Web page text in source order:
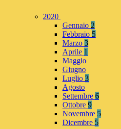
2020
Gennaio 2
Febbraio 5
Marzo 3
Aprile 1
Maggio
Giugno
Luglio 3
Agosto
Settembre 6
Ottobre 9
Novembre 5
Dicembre 5